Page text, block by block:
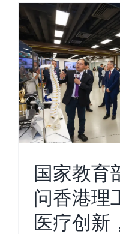
国家教育
问香港理
医疗创新